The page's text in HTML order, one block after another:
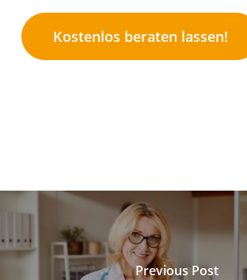
Kostenlos beraten lassen!
Previous Post